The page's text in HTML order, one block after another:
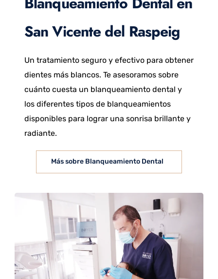
San Vicente del Raspeig
Un tratamiento seguro y efectivo para obtener
dientes más blancos. Te asesoramos sobre
cuánto cuesta un blanqueamiento dental y
los diferentes tipos de blanqueamientos
disponibles para lograr una sonrisa brillante y
radiante.
Más sobre Blanqueamiento Dental